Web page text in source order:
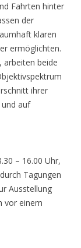
Fahrten hinter
der
klaren
ermöglichten.
arbeiten beide
ihrer
auf
– 16.00 Uhr,
Tagungen
Ausstellung
vor einem